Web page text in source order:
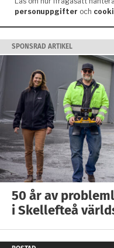
SPONSRAD ARTIKEL
50 år av
i Skellefteå